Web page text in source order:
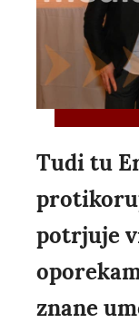
Tudi tu
potrjuje
znane